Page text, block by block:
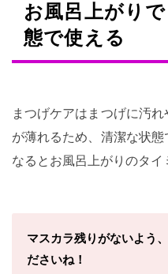
お風呂上がり
態で使える
まつげケアはまつげに汚
が薄れるため、清潔な状
なるとお風呂上がりのタイ
マスカラ残りがないよう
ださいね！